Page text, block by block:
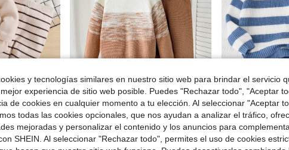
pequeño + Pantalones con estampado a rayas Conjunto de suéter de punto para otoño/invierno
-33% SHEIN Conjunto de 2 piezas de suéter para niños, top de punto de cable con degradado vintage & pantalones jogger marrones, ropa de invierno a juego para familia en otoño para niños pequeños
Genkimix
y tecnologías similares en nuestro sitio web para brindar el servicio
experiencia de sitio web posible. Puedes "Rechazar todo", "Aceptar
de cookies en cualquier momento a tu elección. Al seleccionar "Aceptar
todas las cookies opcionales, que nos ayudan a analizar el tráfico,
mejoradas y personalizar el contenido y los anuncios para
SHEIN. Al seleccionar "Rechazar todo", permites el uso de cookies